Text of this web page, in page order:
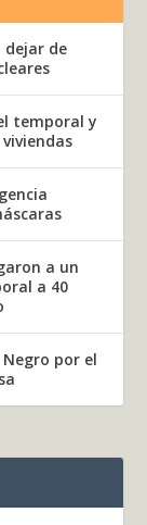
dejar de
temporal y
a un
a 40
por el